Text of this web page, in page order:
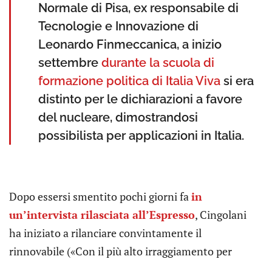
Normale di Pisa, ex responsabile di
Tecnologie e Innovazione di
Leonardo Finmeccanica, a inizio
settembre durante la scuola di
formazione politica di Italia Viva si era
distinto per le dichiarazioni a favore
del nucleare, dimostrandosi
possibilista per applicazioni in Italia.
Dopo essersi smentito pochi giorni fain
un’intervista rilasciata all’Espresso, Cingolani
ha iniziato a rilanciare convintamente il
rinnovabile («Con il più alto irraggiamento per